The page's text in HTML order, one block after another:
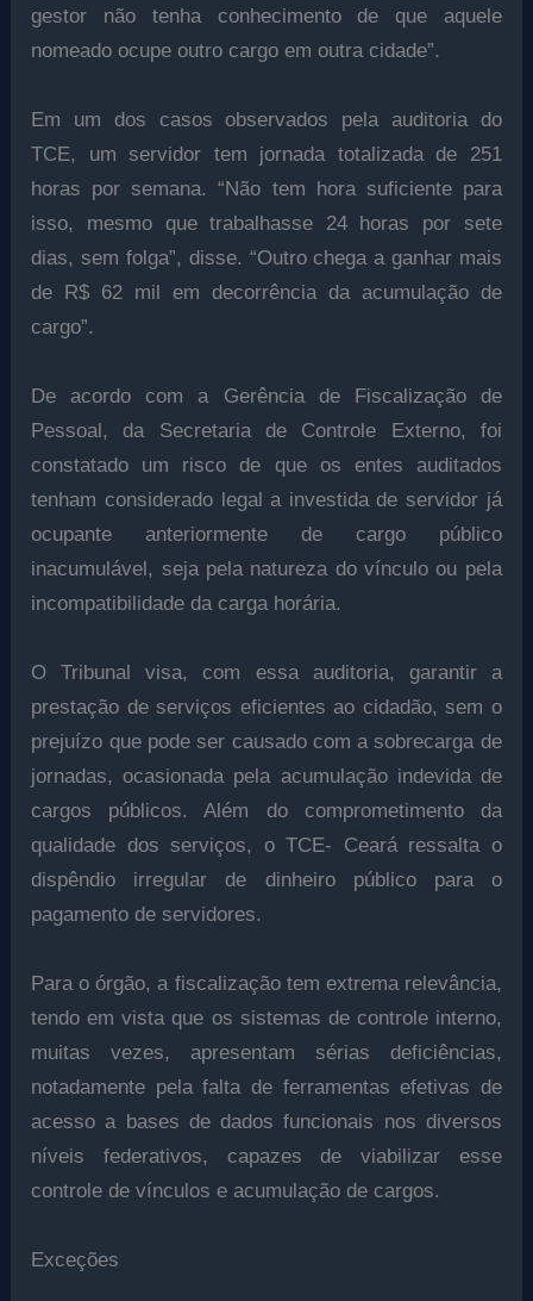
gestor não tenha conhecimento de que aquele
nomeado ocupe outro cargo em outra cidade”.
Em um dos casos observados pela auditoria do
TCE, um servidor tem jornada totalizada de 251
horas por semana. “Não tem hora suficiente para
isso, mesmo que trabalhasse 24 horas por sete
dias, sem folga”, disse. “Outro chega a ganhar mais
de R$ 62 mil em decorrência da acumulação de
cargo”.
De acordo com a Gerência de Fiscalização de
Pessoal, da Secretaria de Controle Externo, foi
constatado um risco de que os entes auditados
tenham considerado legal a investida de servidor já
ocupante anteriormente de cargo público
inacumulável, seja pela natureza do vínculo ou pela
incompatibilidade da carga horária.
O Tribunal visa, com essa auditoria, garantir a
prestação de serviços eficientes ao cidadão, sem o
prejuízo que pode ser causado com a sobrecarga de
jornadas, ocasionada pela acumulação indevida de
cargos públicos. Além do comprometimento da
qualidade dos serviços, o TCE- Ceará ressalta o
dispêndio irregular de dinheiro público para o
pagamento de servidores.
Para o órgão, a fiscalização tem extrema relevância,
tendo em vista que os sistemas de controle interno,
muitas vezes, apresentam sérias deficiências,
notadamente pela falta de ferramentas efetivas de
acesso a bases de dados funcionais nos diversos
níveis federativos, capazes de viabilizar esse
controle de vínculos e acumulação de cargos.
Exceções